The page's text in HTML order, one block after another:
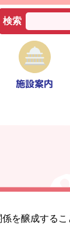
検索
施設案内
を醸成するこ